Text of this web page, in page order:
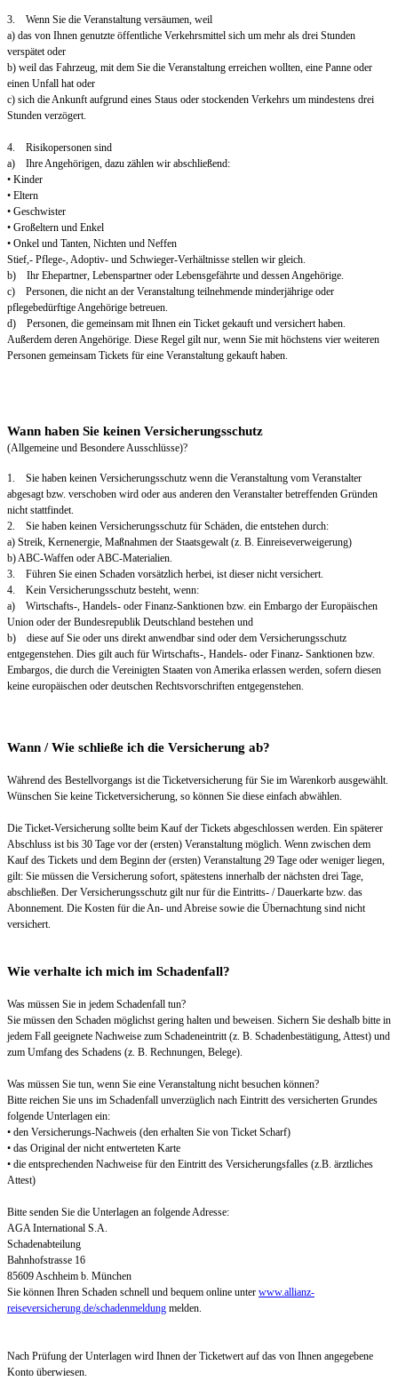
3. Wenn Sie die Veranstaltung versäumen, weil
a) das von Ihnen genutzte öffentliche Verkehrsmittel sich um mehr als drei Stunden
verspätet oder
b) weil das Fahrzeug, mit dem Sie die Veranstaltung erreichen wollten, eine Panne oder
einen Unfall hat oder
c) sich die Ankunft aufgrund eines Staus oder stockenden Verkehrs um mindestens drei
Stunden verzögert.
4. Risikopersonen sind
a) Ihre Angehörigen, dazu zählen wir abschließend:
• Kinder
• Eltern
• Geschwister
• Großeltern und Enkel
• Onkel und Tanten, Nichten und Neffen
Stief,- Pflege-, Adoptiv- und Schwieger-Verhältnisse stellen wir gleich.
b) Ihr Ehepartner, Lebenspartner oder Lebensgefährte und dessen Angehörige.
c) Personen, die nicht an der Veranstaltung teilnehmende minderjährige oder
pflegebedürftige Angehörige betreuen.
d) Personen, die gemeinsam mit Ihnen ein Ticket gekauft und versichert haben.
Außerdem deren Angehörige. Diese Regel gilt nur, wenn Sie mit höchstens vier weiteren
Personen gemeinsam Tickets für eine Veranstaltung gekauft haben.
Wann haben Sie keinen Versicherungsschutz
(Allgemeine und Besondere Ausschlüsse)?
1. Sie haben keinen Versicherungsschutz wenn die Veranstaltung vom Veranstalter
abgesagt bzw. verschoben wird oder aus anderen den Veranstalter betreffenden Gründen
nicht stattfindet.
2. Sie haben keinen Versicherungsschutz für Schäden, die entstehen durch:
a) Streik, Kernenergie, Maßnahmen der Staatsgewalt (z. B. Einreiseverweigerung)
b) ABC-Waffen oder ABC-Materialien.
3. Führen Sie einen Schaden vorsätzlich herbei, ist dieser nicht versichert.
4. Kein Versicherungsschutz besteht, wenn:
a) Wirtschafts-, Handels- oder Finanz-Sanktionen bzw. ein Embargo der Europäischen
Union oder der Bundesrepublik Deutschland bestehen und
b) diese auf Sie oder uns direkt anwendbar sind oder dem Versicherungsschutz
entgegenstehen. Dies gilt auch für Wirtschafts-, Handels- oder Finanz- Sanktionen bzw.
Embargos, die durch die Vereinigten Staaten von Amerika erlassen werden, sofern diesen
keine europäischen oder deutschen Rechtsvorschriften entgegenstehen.
Wann / Wie schließe ich die Versicherung ab?
Während des Bestellvorgangs ist die Ticketversicherung für Sie im Warenkorb ausgewählt.
Wünschen Sie keine Ticketversicherung, so können Sie diese einfach abwählen.
Die Ticket-Versicherung sollte beim Kauf der Tickets abgeschlossen werden. Ein späterer
Abschluss ist bis 30 Tage vor der (ersten) Veranstaltung möglich. Wenn zwischen dem
Kauf des Tickets und dem Beginn der (ersten) Veranstaltung 29 Tage oder weniger liegen,
gilt: Sie müssen die Versicherung sofort, spätestens innerhalb der nächsten drei Tage,
abschließen. Der Versicherungsschutz gilt nur für die Eintritts- / Dauerkarte bzw. das
Abonnement. Die Kosten für die An- und Abreise sowie die Übernachtung sind nicht
versichert.
Wie verhalte ich mich im Schadenfall?
Was müssen Sie in jedem Schadenfall tun?
Sie müssen den Schaden möglichst gering halten und beweisen. Sichern Sie deshalb bitte in
jedem Fall geeignete Nachweise zum Schadeneintritt (z. B. Schadenbestätigung, Attest) und
zum Umfang des Schadens (z. B. Rechnungen, Belege).
Was müssen Sie tun, wenn Sie eine Veranstaltung nicht besuchen können?
Bitte reichen Sie uns im Schadenfall unverzüglich nach Eintritt des versicherten Grundes
folgende Unterlagen ein:
• den Versicherungs-Nachweis (den erhalten Sie von Ticket Scharf)
• das Original der nicht entwerteten Karte
• die entsprechenden Nachweise für den Eintritt des Versicherungsfalles (z.B. ärztliches
Attest)
Bitte senden Sie die Unterlagen an folgende Adresse:
AGA International S.A.
Schadenabteilung
Bahnhofstrasse 16
85609 Aschheim b. München
Sie können Ihren Schaden schnell und bequem online unter www.allianz-
reiseversicherung.de/schadenmeldung melden.
Nach Prüfung der Unterlagen wird Ihnen der Ticketwert auf das von Ihnen angegebene
Konto überwiesen.